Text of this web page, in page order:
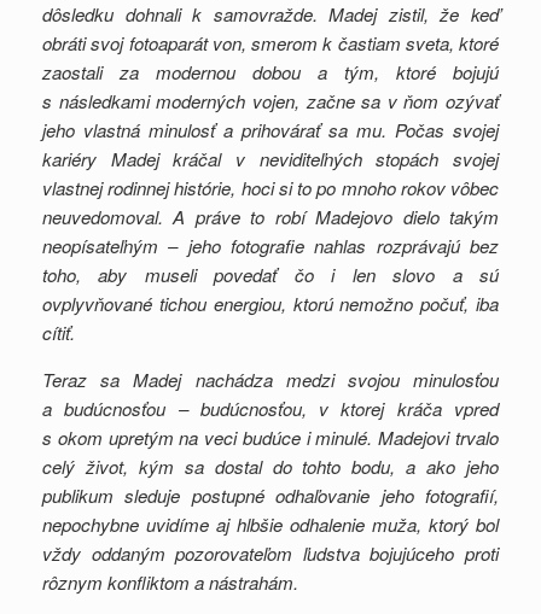
dôsledku dohnali k samovražde. Madej zistil, že keď
obráti svoj fotoaparát von, smerom k častiam sveta, ktoré
zaostali za modernou dobou a tým, ktoré bojujú
s následkami moderných vojen, začne sa v ňom ozývať
jeho vlastná minulosť a prihovárať sa mu. Počas svojej
kariéry Madej kráčal v neviditeľných stopách svojej
vlastnej rodinnej histórie, hoci si to po mnoho rokov vôbec
neuvedomoval. A práve to robí Madejovo dielo takým
neopísateľným – jeho fotografie nahlas rozprávajú bez
toho, aby museli povedať čo i len slovo a sú
ovplyvňované tichou energiou, ktorú nemožno počuť, iba
cítiť.
Teraz sa Madej nachádza medzi svojou minulosťou
a budúcnosťou – budúcnosťou, v ktorej kráča vpred
s okom upretým na veci budúce i minulé. Madejovi trvalo
celý život, kým sa dostal do tohto bodu, a ako jeho
publikum sleduje postupné odhaľovanie jeho fotografií,
nepochybne uvidíme aj hlbšie odhalenie muža, ktorý bol
vždy oddaným pozorovateľom ľudstva bojujúceho proti
rôznym konfliktom a nástrahám.